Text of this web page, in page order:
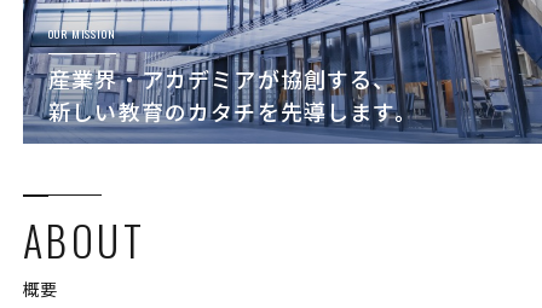
OUR MISSION
産業界・アカデミアが協創する、
新しい教育のカタチを先導します。
ABOUT
概要